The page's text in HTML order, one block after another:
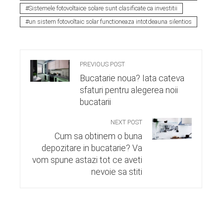
Sistemele fotovoltaice solare sunt clasificate ca investitii
un sistem fotovoltaic solar functioneaza intotdeauna silentios
PREVIOUS POST
Bucatarie noua? Iata cateva
sfaturi pentru alegerea noii
bucatarii
NEXT POST
Cum sa obtinem o buna
depozitare in bucatarie? Va
vom spune astazi tot ce aveti
nevoie sa stiti